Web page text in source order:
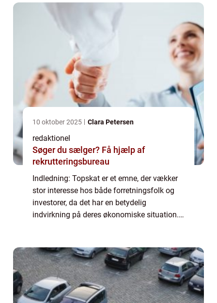
10 oktober 2025 Clara Petersen
redaktionel
Søger du sælger? Få hjælp af
rekrutteringsbureau
Indledning: Topskat er et emne, der vækker
stor interesse hos både forretningsfolk og
investorer, da det har en betydelig
indvirkning på deres økonomiske situation.